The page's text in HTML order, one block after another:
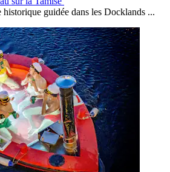
guidée dans les Docklands ...